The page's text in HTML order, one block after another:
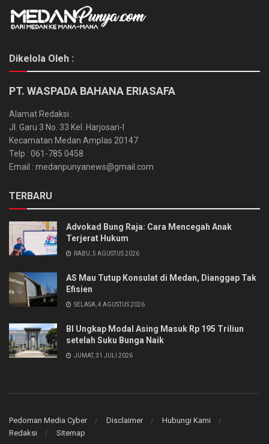
Dikelola Oleh :
PT. WASPADA BAHANA ERIASAFA
Alamat Redaksi :
Jl. Garu 3 No. 33 Kel. Harjosari-I
Kecamatan Medan Amplas 20147
Telp : 061-785 0458
Email : medanpunyanews@gmail.com
TERBARU
Advokad Bung Raja: Cara Mencegah Anak
Terjerat Hukum
RABU, 5 AGUSTUS 2026
AS Mau Tutup Konsulat di Medan, Dianggap Tak
Efisien
SELASA, 4 AGUSTUS 2026
BI Ungkap Modal Asing Masuk Rp 195 Triliun
setelah Suku Bunga Naik
JUMAT, 31 JULI 2026
Pedoman Media Cyber Disclaimer
Hubungi Kami
Redaksi
Sitemap